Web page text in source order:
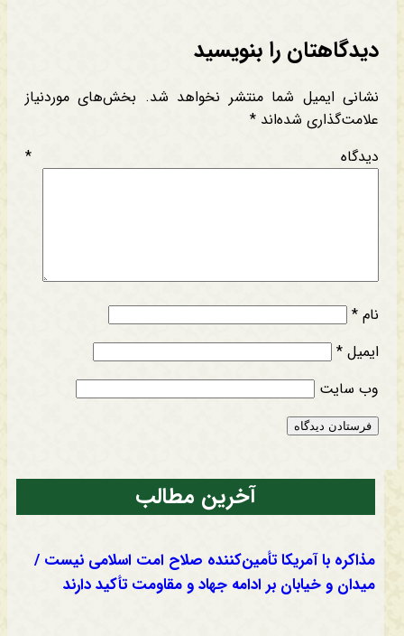
دیدگاهتان را بنویسید
نشانی ایمیل شما منتشر نخواهد شد. بخش‌های موردنیاز
علامت‌گذاری شده‌اند *
دیدگاه *
نام *
ایمیل *
وب‌ سایت
آخرین مطالب
مذاکره با آمریکا تأمین‌کننده صلاح امت اسلامی نیست /
میدان و خیابان بر ادامه جهاد و مقاومت تأکید دارند